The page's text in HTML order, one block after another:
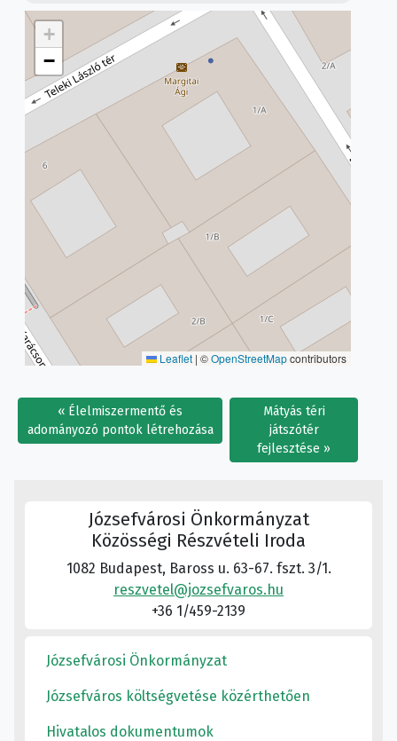
+
−
Leaflet | ©OpenStreetMapcontributors
Élelmiszermentő és
adományozó pontok létrehozása
Mátyás téri
játszótér
fejlesztése
Józsefvárosi Önkormányzat
Közösségi Részvételi Iroda
1082 Budapest, Baross u. 63-67. fszt. 3/1.
reszvetel@jozsefvaros.hu
+36 1/459-2139
Józsefvárosi Önkormányzat
Józsefváros költségvetése közérthetően
Hivatalos dokumentumok